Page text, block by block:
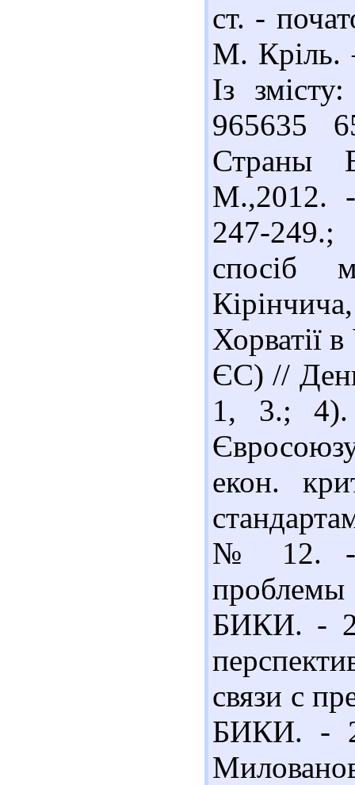
ст. -
М. Кріль.
Із
965635
Страны
М.,2012.
247-
спосіб
Хорватії
ЄС) //
1, 3.; 4).
екон.
№ 12. -
БИКИ. -
связи с
БИКИ. -